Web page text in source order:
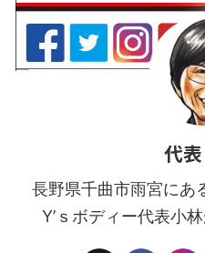
代
長野県千曲市雨宮にあ
Y’ｓボディー代表小